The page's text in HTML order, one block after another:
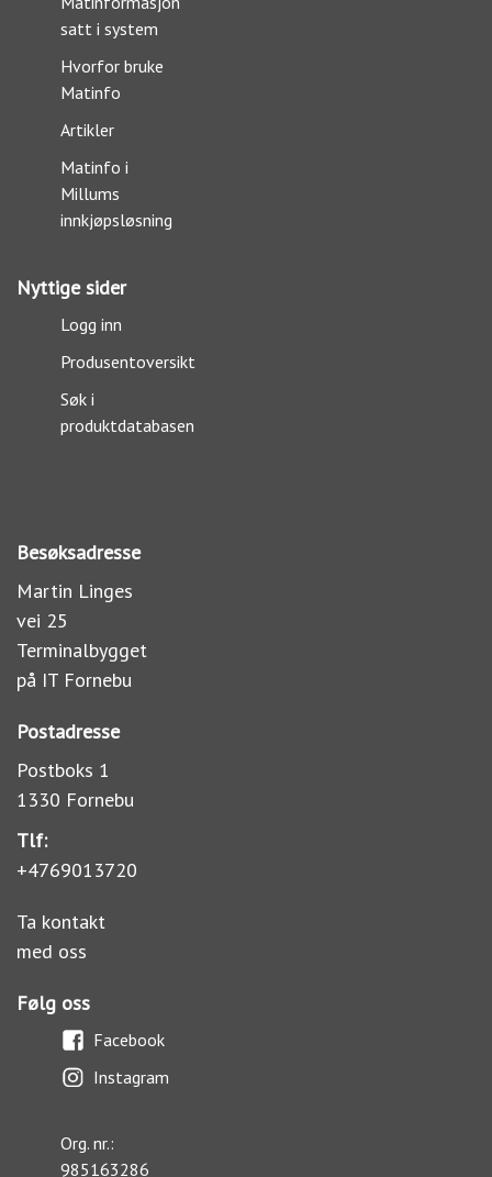
satt i system
Hvorfor bruke
Matinfo
Artikler
Matinfo i
Millums
innkjøpsløsning
Nyttige sider
Logg inn
Produsentoversikt
Søk i
produktdatabasen
Besøksadresse
Martin Linges
vei 25
Terminalbygget
på IT Fornebu
Postadresse
Postboks 1
1330 Fornebu
Tlf:
+4769013720
Ta kontakt
med oss
Følg oss
Facebook
Instagram
Org. nr.:
985163286